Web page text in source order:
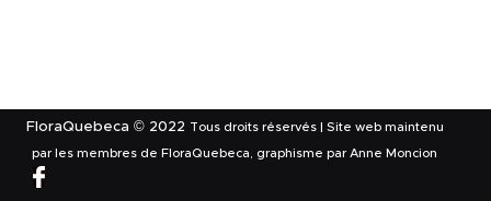
FloraQuebeca © 2022 Tous droits réservés | Site web maintenu
par les membres de FloraQuebeca, graphisme par Anne Moncion